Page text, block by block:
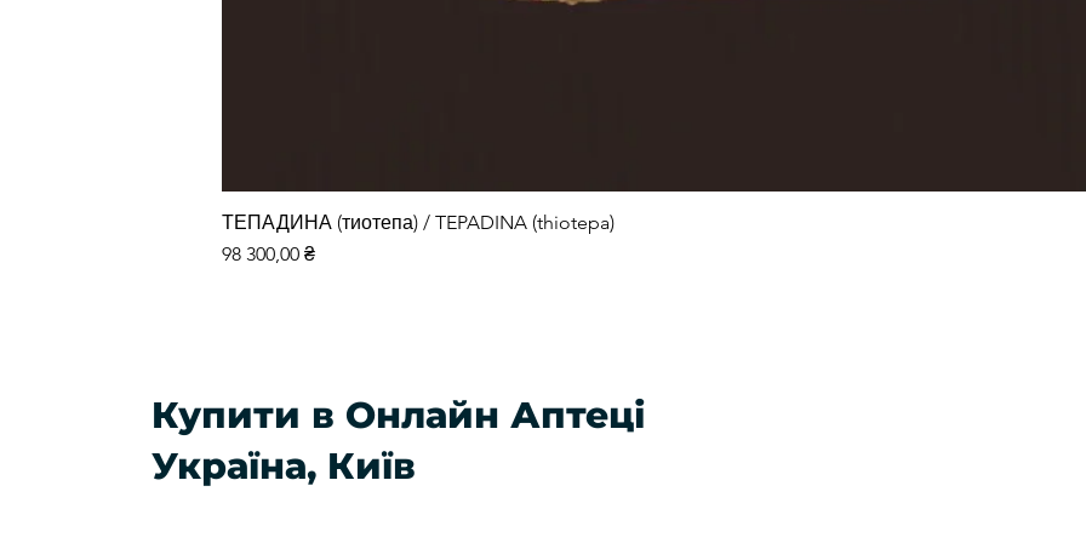
ТЕПАДИНА (тиотепа) / TEPADINA (thiotepa)
Ціна
98 300,00 ₴
Купити в Онлайн Аптеці
Україна, Київ